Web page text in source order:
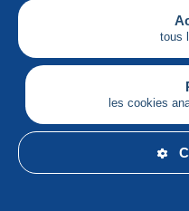
tous
les cookies
Société
Services
Articles